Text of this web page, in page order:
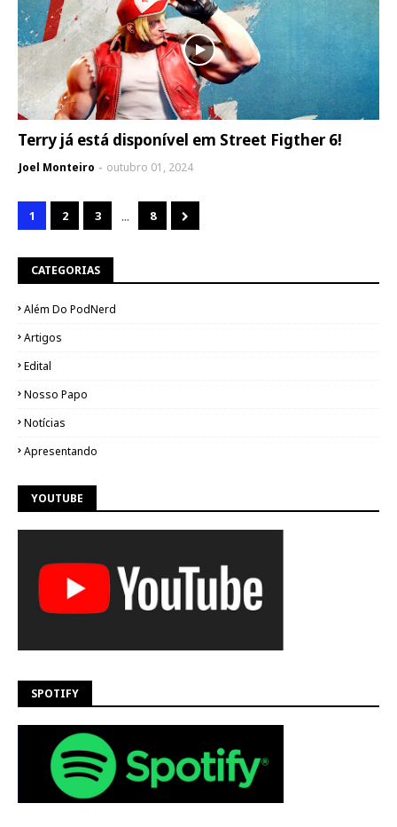
Terry já está disponível em Street Figther 6!
Joel Monteiro outubro 01, 2024
1 2 3 ... 8
CATEGORIAS
Além Do PodNerd
Artigos
Edital
Nosso Papo
Notícias
Apresentando
YOUTUBE
SPOTIFY